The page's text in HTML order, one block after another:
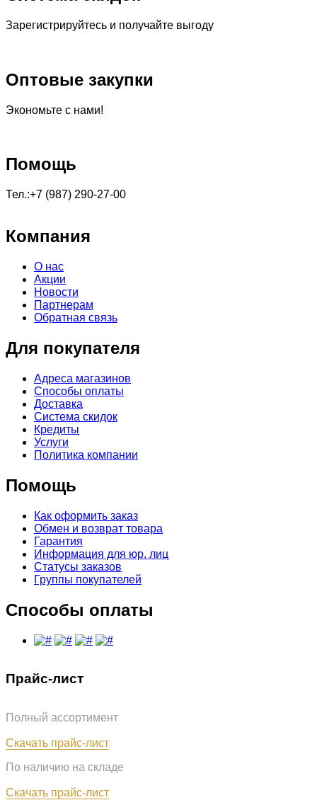
Зарегистрируйтесь и получайте выгоду
Оптовые закупки
Экономьте с нами!
Помощь
Тел.:+7 (987) 290-27-00
Компания
О нас
Акции
Новости
Партнерам
Обратная связь
Для покупателя
Адреса магазинов
Способы оплаты
Доставка
Система скидок
Кредиты
Услуги
Политика компании
Помощь
Как оформить заказ
Обмен и возврат товара
Гарантия
Информация для юр. лиц
Статусы заказов
Группы покупателей
Способы оплаты
Прайс-лист
Полный ассортимент
Скачать прайс-лист
По наличию на складе
Скачать прайс-лист